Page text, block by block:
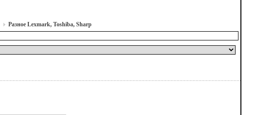
Разное Lexmark, Toshiba, Sharp